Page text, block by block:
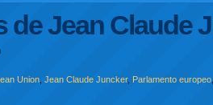
de Jean Claude
Union ,Jean Claude Juncker, Parlamento europeo